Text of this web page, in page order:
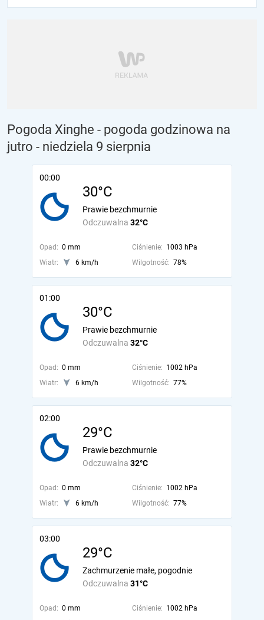
Pogoda Xinghe - pogoda godzinowa na
jutro - niedziela 9 sierpnia
00:00
30°C
Odczuwalna 32°C
Prawie bezchmurnie
Opad: 0 mm Ciśnienie: 1003 hPa
Wiatr:
6 km/h Wilgotność: 78%
01:00
30°C
Odczuwalna 32°C
Prawie bezchmurnie
Opad: 0 mm Ciśnienie: 1002 hPa
Wiatr:
6 km/h Wilgotność: 77%
02:00
29°C
Odczuwalna 32°C
Prawie bezchmurnie
Opad: 0 mm Ciśnienie: 1002 hPa
Wiatr:
6 km/h Wilgotność: 77%
03:00
29°C
Odczuwalna 31°C
Zachmurzenie małe, pogodnie
Opad: 0 mm Ciśnienie: 1002 hPa